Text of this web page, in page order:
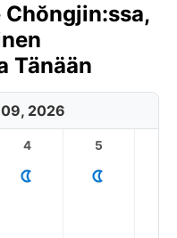
Tänään
2026
4 5